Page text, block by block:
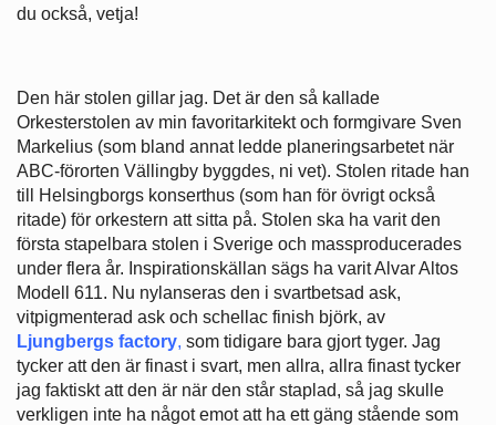
du också, vetja!
Den här stolen gillar jag. Det är den så kallade
Orkesterstolen av min favoritarkitekt och formgivare Sven
Markelius (som bland annat ledde planeringsarbetet när
ABC-förorten Vällingby byggdes, ni vet). Stolen ritade han
till Helsingborgs konserthus (som han för övrigt också
ritade) för orkestern att sitta på. Stolen ska ha varit den
första stapelbara stolen i Sverige och massproducerades
under flera år. Inspirationskällan sägs ha varit Alvar Altos
Modell 611. Nu nylanseras den i svartbetsad ask,
vitpigmenterad ask och schellac finish björk, av
Ljungbergs factory, som tidigare bara gjort tyger. Jag
tycker att den är finast i svart, men allra, allra finast tycker
jag faktiskt att den är när den står staplad, så jag skulle
verkligen inte ha något emot att ha ett gäng stående som